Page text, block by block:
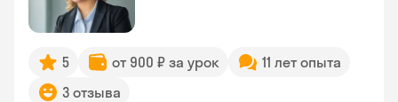
5 от 900 ₽ за урок
11 лет опыта
3 отзыва